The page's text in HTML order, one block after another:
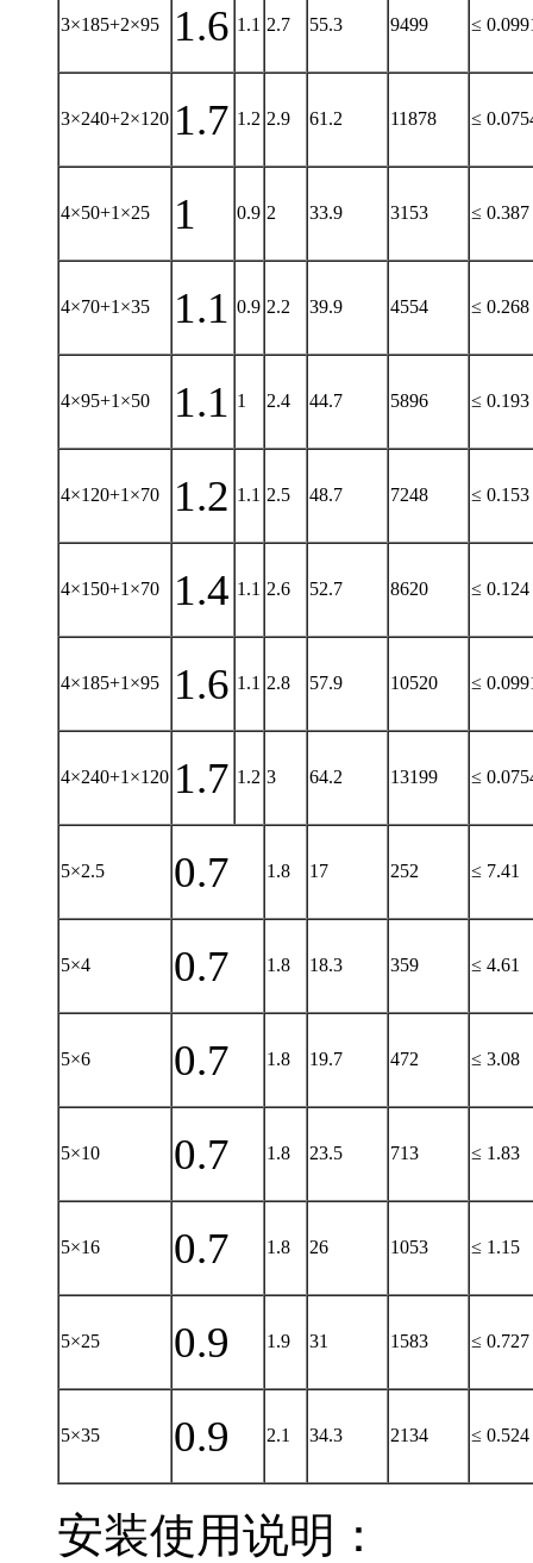
3×185+2×95 1.6 1.1 2.7 55.3 9499 ≤
3×240+2×120 1.7 1.2 2.9 61.2 11878 ≤
4×50+1×25 1 0.9 2 33.9 3153 ≤ 0.387
4×70+1×35 1.1 0.9 2.2 39.9 4554 ≤ 0.268
4×95+1×50 1.1 1 2.4 44.7 5896 ≤ 0.193
4×120+1×70 1.2 1.1 2.5 48.7 7248 ≤ 0.153
4×150+1×70 1.4 1.1 2.6 52.7 8620 ≤ 0.124
4×185+1×95 1.6 1.1 2.8 57.9 10520 ≤
4×240+1×120 1.7 1.2 3 64.2 13199 ≤
5×2.5 0.7 1.8 17 252 ≤ 7.41
5×4 0.7 1.8 18.3 359 ≤ 4.61
5×6 0.7 1.8 19.7 472 ≤ 3.08
5×10 0.7 1.8 23.5 713 ≤ 1.83
5×16 0.7 1.8 26 1053 ≤ 1.15
5×25 0.9 1.9 31 1583 ≤ 0.727
5×35 0.9 2.1 34.3 2134 ≤ 0.524
安装使用说明：